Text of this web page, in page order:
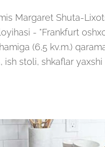
Margaret Shuta-
- "Frankfurt
(6,5 kv.m.)
ish stoli, shkaflar